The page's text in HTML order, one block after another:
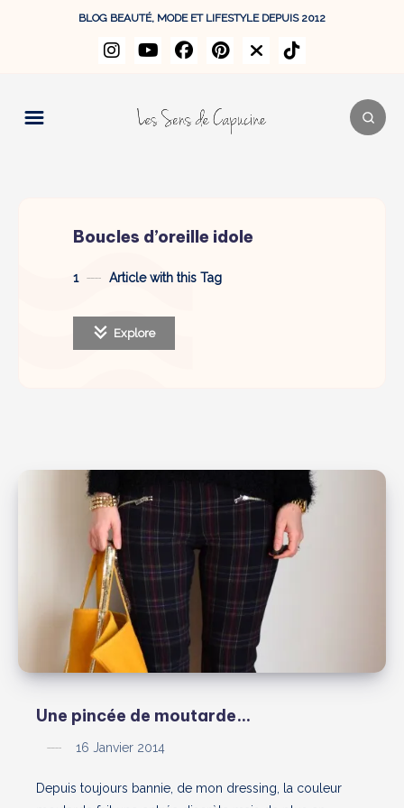
BLOG BEAUTÉ, MODE ET LIFESTYLE DEPUIS 2012
Boucles d’oreille idole
1 Article with this Tag
Explore
Une pincée de moutarde…
16 Janvier 2014
Depuis toujours bannie, de mon dressing, la couleur